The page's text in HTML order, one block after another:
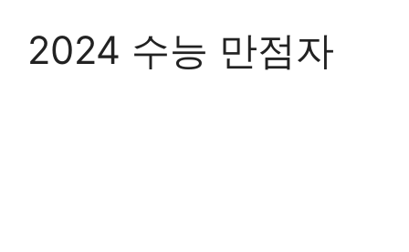
content2024 수능 만점자